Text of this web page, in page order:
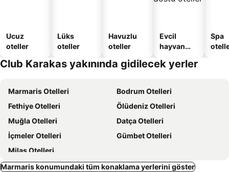
Ucuz
oteller
Lüks
oteller
Havuzlu
oteller
Evcil
hayvan
oteller
Spa
Club Karakas yakınında gidilecek yerler
Marmaris Otelleri
Bodrum Otelleri
Fethiye Otelleri
Ölüdeniz Otelleri
Muğla Otelleri
Datça Otelleri
İçmeler Otelleri
Gümbet Otelleri
Milas Otelleri
Marmaris konumundaki tüm konaklama yerlerini göster